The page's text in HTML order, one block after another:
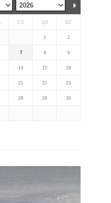
CÜ ŞƏ BZ
1 2
7 8 9
14 15 16
21 22 23
28 29 30